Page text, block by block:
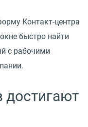
Контакт-центра
быстро найти
с рабочими
достигают